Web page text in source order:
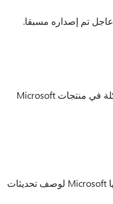
تم إصداره مسبقا.
لقد أكدت Microsoft على أن هذه مشكلة في منتجات Microsoft
التي تستخدمها Microsoft لوصف تحديثات